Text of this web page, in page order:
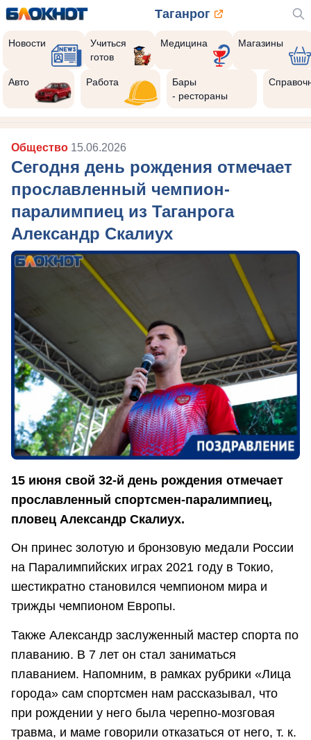
Таганрог
Новости
Учиться
готов
Медицина Магазины
Авто Работа
Бары
- рестораны
Общество 15.06.2026
Сегодня день рождения отмечает
прославленный чемпион-
паралимпиец из Таганрога
Александр Скалиух
15 июня свой 32-й день рождения отмечает
прославленный спортсмен-паралимпиец,
пловец Александр Скалиух.
Он принес золотую и бронзовую медали России
на Паралимпийских играх 2021 году в Токио,
шестикратно становился чемпионом мира и
трижды чемпионом Европы.
Также Александр заслуженный мастер спорта по
плаванию. В 7 лет он стал заниматься
плаванием. Напомним, в рамках рубрики «Лица
города» сам спортсмен нам рассказывал, что
при рождении у него была черепно-мозговая
травма, и маме говорили отказаться от него, т. к.